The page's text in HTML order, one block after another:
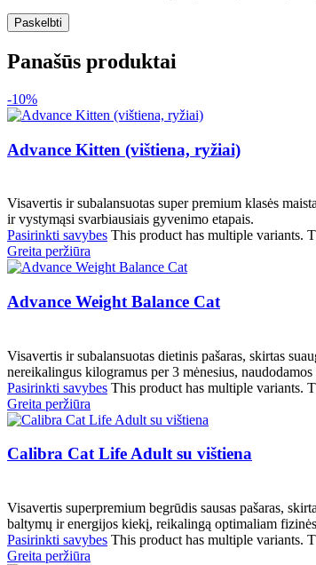
Panašūs produktai
-10%
Advance Kitten (vištiena, ryžiai)
Visavertis ir subalansuotas super premium klasės
ir vystymąsi svarbiausiais gyvenimo etapais.
Pasirinkti savybes This product has multiple variants.
Greita peržiūra
Advance Weight Balance Cat
Visavertis ir subalansuotas dietinis pašaras, skirtas
nereikalingus kilogramus per 3 mėnesius, naudodamos
Pasirinkti savybes This product has multiple variants.
Greita peržiūra
Calibra Cat Life Adult su vištiena
Visavertis superpremium begrūdis sausas pašaras,
baltymų ir energijos kiekį, reikalingą optimaliam
Pasirinkti savybes This product has multiple variants.
Greita peržiūra